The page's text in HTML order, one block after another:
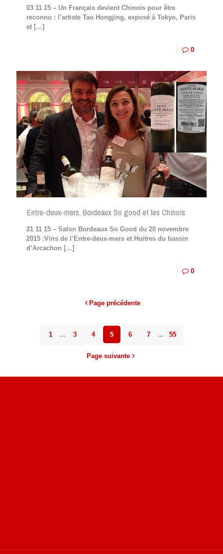
03 11 15 – Un Français devient Chinois pour être
reconnu : l’artiste Tao Hongjing, exposé à Tokyo, Paris
et […]
0
Entre-deux-mers, Bordeaux So good et les Chinois
21 11 15 – Salon Bordeaux So Good du 20 novembre
2015 :Vins de l’Entre-deux-mers et Huitres du bassin
d’Arcachon […]
0
Page précédente
1 ... 3 4 5 6 7 ... 55
Page suivante